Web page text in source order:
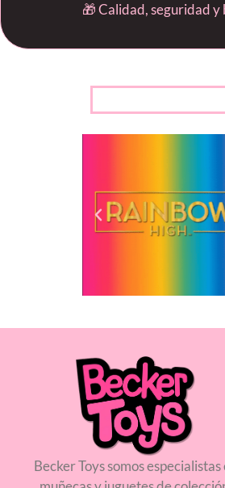
🎁 Calidad, seguridad y
Becker Toys somos especialistas